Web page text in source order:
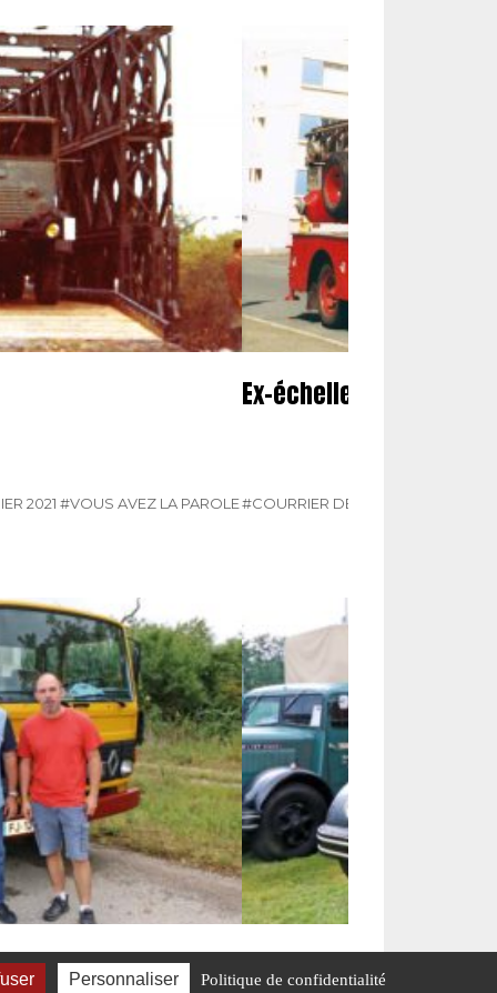
2021 #VOUS AVEZ LA PAROLE
Ex-échelle
#COURRIER DES LECTEURS
Stéphane Chamot
Personnaliser Politique de confidentialité